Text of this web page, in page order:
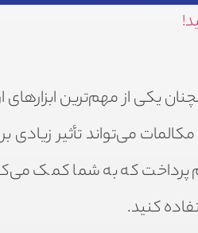
یکی از مهم‌ترین
می‌تواند تأثیر
پرداخت که به شما کمک
کنید.